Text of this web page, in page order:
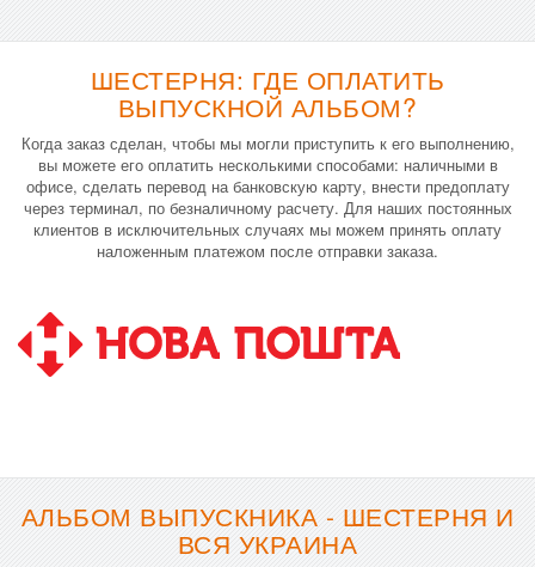
ШЕСТЕРНЯ: ГДЕ ОПЛАТИТЬ
ВЫПУСКНОЙ АЛЬБОМ?
Когда заказ сделан, чтобы мы могли приступить к его выполнению,
вы можете его оплатить несколькими способами: наличными в
офисе, сделать перевод на банковскую карту, внести предоплату
через терминал, по безналичному расчету. Для наших постоянных
клиентов в исключительных случаях мы можем принять оплату
наложенным платежом после отправки заказа.
АЛЬБОМ ВЫПУСКНИКА - ШЕСТЕРНЯ И
ВСЯ УКРАИНА